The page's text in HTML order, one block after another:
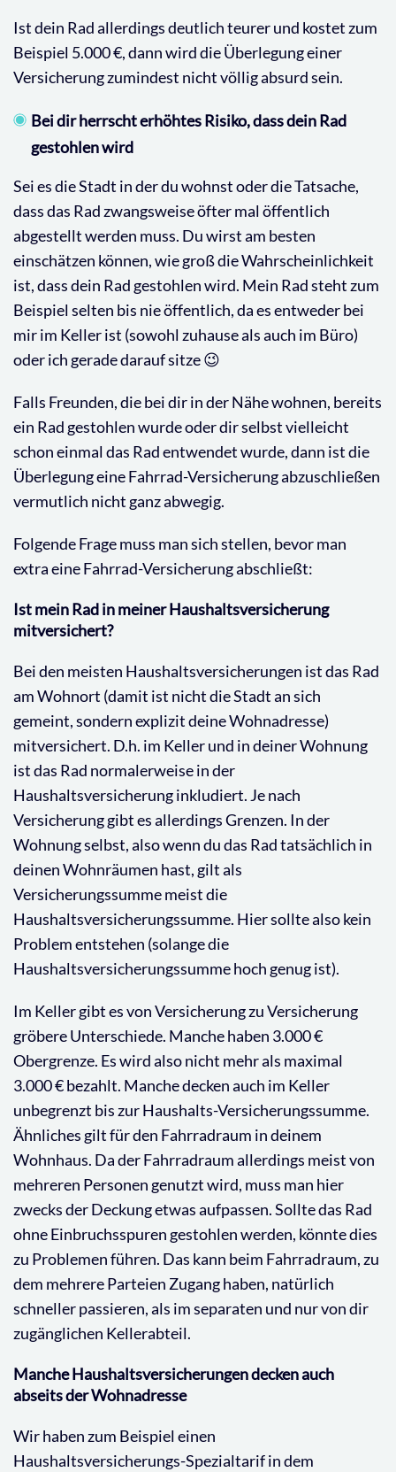
Ist dein Rad allerdings deutlich teurer und kostet zum
Beispiel 5.000 €, dann wird die Überlegung einer
Versicherung zumindest nicht völlig absurd sein.
Bei dir herrscht erhöhtes Risiko, dass dein Rad
gestohlen wird
Sei es die Stadt in der du wohnst oder die Tatsache,
dass das Rad zwangsweise öfter mal öffentlich
abgestellt werden muss. Du wirst am besten
einschätzen können, wie groß die Wahrscheinlichkeit
ist, dass dein Rad gestohlen wird. Mein Rad steht zum
Beispiel selten bis nie öffentlich, da es entweder bei
mir im Keller ist (sowohl zuhause als auch im Büro)
oder ich gerade darauf sitze 😉
Falls Freunden, die bei dir in der Nähe wohnen, bereits
ein Rad gestohlen wurde oder dir selbst vielleicht
schon einmal das Rad entwendet wurde, dann ist die
Überlegung eine Fahrrad-Versicherung abzuschließen
vermutlich nicht ganz abwegig.
Folgende Frage muss man sich stellen, bevor man
extra eine Fahrrad-Versicherung abschließt:
Ist mein Rad in meiner Haushaltsversicherung
mitversichert?
Bei den meisten Haushaltsversicherungen ist das Rad
am Wohnort (damit ist nicht die Stadt an sich
gemeint, sondern explizit deine Wohnadresse)
mitversichert. D.h. im Keller und in deiner Wohnung
ist das Rad normalerweise in der
Haushaltsversicherung inkludiert. Je nach
Versicherung gibt es allerdings Grenzen. In der
Wohnung selbst, also wenn du das Rad tatsächlich in
deinen Wohnräumen hast, gilt als
Versicherungssumme meist die
Haushaltsversicherungssumme. Hier sollte also kein
Problem entstehen (solange die
Haushaltsversicherungssumme hoch genug ist).
Im Keller gibt es von Versicherung zu Versicherung
gröbere Unterschiede. Manche haben 3.000 €
Obergrenze. Es wird also nicht mehr als maximal
3.000 € bezahlt. Manche decken auch im Keller
unbegrenzt bis zur Haushalts-Versicherungssumme.
Ähnliches gilt für den Fahrradraum in deinem
Wohnhaus. Da der Fahrradraum allerdings meist von
mehreren Personen genutzt wird, muss man hier
zwecks der Deckung etwas aufpassen. Sollte das Rad
ohne Einbruchsspuren gestohlen werden, könnte dies
zu Problemen führen. Das kann beim Fahrradraum, zu
dem mehrere Parteien Zugang haben, natürlich
schneller passieren, als im separaten und nur von dir
zugänglichen Kellerabteil.
Manche Haushaltsversicherungen decken auch
abseits der Wohnadresse
Wir haben zum Beispiel einen
Haushaltsversicherungs-Spezialtarif in dem